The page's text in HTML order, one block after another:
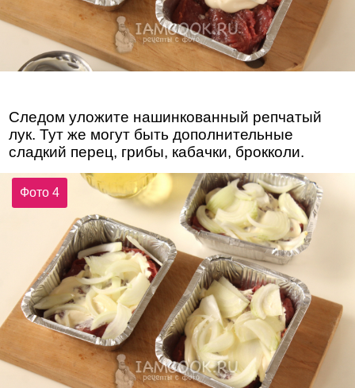
Следом уложите нашинкованный репчатый
лук. Тут же могут быть дополнительные
сладкий перец, грибы, кабачки, брокколи.
Фото 4